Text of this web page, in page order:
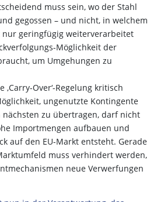
muss sein, wo der Stahl
gegossen – und nicht, in welchem
geringfügig weiterverarbeitet
Möglichkeit der
um Umgehungen zu
Over‘-Regelung kritisch
ungenutzte Kontingente
zu übertragen, darf nicht
Importmengen aufbauen und
auf den EU-Markt entsteht. Gerade
muss verhindert werden,
neue Verwerfungen